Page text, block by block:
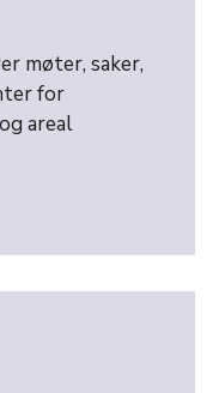
møter, saker,
for
areal